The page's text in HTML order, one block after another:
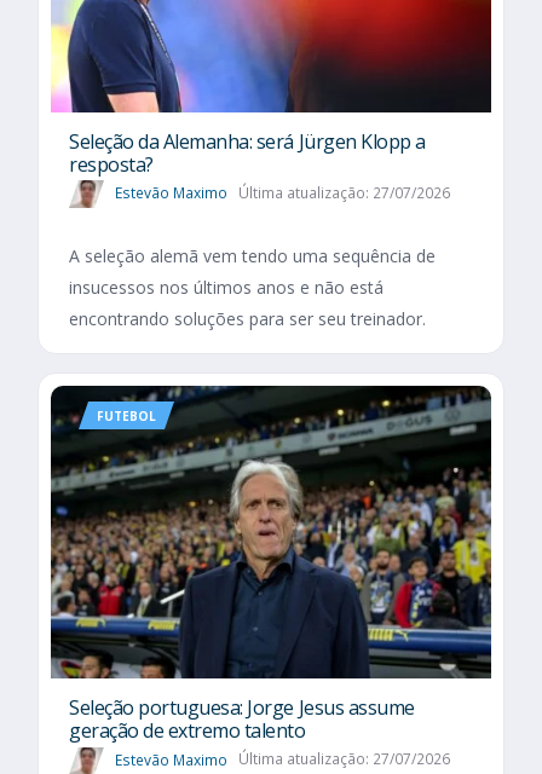
Seleção da Alemanha: será Jürgen Klopp a
resposta?
Estevão Maximo Última atualização: 27/07/2026
A seleção alemã vem tendo uma sequência de
insucessos nos últimos anos e não está
encontrando soluções para ser seu treinador.
FUTEBOL
Seleção portuguesa: Jorge Jesus assume
geração de extremo talento
Estevão Maximo Última atualização: 27/07/2026